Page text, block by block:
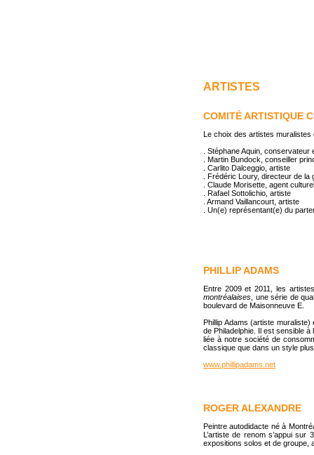
ARTISTES
COMITÉ ARTISTIQUE
Le choix des artistes muralistes
. Stéphane Aquin,
. Martin Bundock, conseiller
. Carlito Dalceggio, artiste
. Frédéric Loury, directeur de
. Claude Morisette, agent
. Rafael Sottolichio, artiste
. Armand Vaillancourt, artiste
. Un(e) représentant(e) du
PHILLIP ADAMS
Entre 2009 et 2011, les
montréalaises , une série de
boulevard de Maisonneuve E.
Phillip Adams (artiste
de Philadelphie. Il est sensible
liée à notre société de
classique que dans un style
www.phillipadams.net
ROGER ALEXANDRE
Peintre autodidacte né à
L’artiste de renom s’appui
expositions solos et de groupe,